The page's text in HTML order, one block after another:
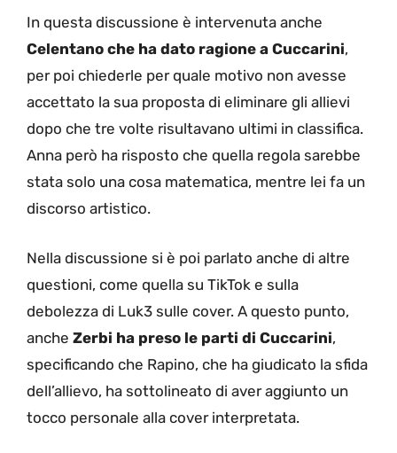
In questa discussione è intervenuta anche
Celentano che ha dato ragione a Cuccarini,
per poi chiederle per quale motivo non avesse
accettato la sua proposta di eliminare gli allievi
dopo che tre volte risultavano ultimi in classifica.
Anna però ha risposto che quella regola sarebbe
stata solo una cosa matematica, mentre lei fa un
discorso artistico.
Nella discussione si è poi parlato anche di altre
questioni, come quella su TikTok e sulla
debolezza di Luk3 sulle cover. A questo punto,
anche Zerbi ha preso le parti di Cuccarini,
specificando che Rapino, che ha giudicato la sfida
dell’allievo, ha sottolineato di aver aggiunto un
tocco personale alla cover interpretata.